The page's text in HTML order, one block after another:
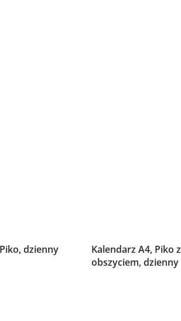
dzienny
Kalendarz A4, Piko z
obszyciem, dzienny